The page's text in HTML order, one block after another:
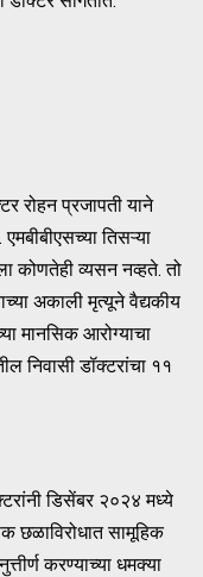
रोहन प्रजापती याने
तिसऱ्या
कोणतेही व्यसन नव्हते. तो
अकाली मृत्यूने वैद्यकीय
मानसिक आरोग्याचा
निवासी डॉक्टरांचा ११
डिसेंबर २०२४ मध्ये
छळाविरोधात सामूहिक
करण्याच्या धमक्या